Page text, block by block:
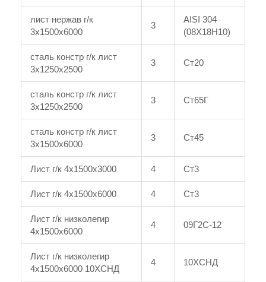
лист нержав г/к
3x1500x6000
3
AISI 304
(08Х18Н10)
сталь констр г/к лист
3x1250x2500
3 Ст20
сталь констр г/к лист
3x1250x2500
3 Ст65Г
сталь констр г/к лист
3x1500x6000
3 Ст45
Лист г/к 4x1500x3000 4 Ст3
Лист г/к 4x1500x6000 4 Ст3
Лист г/к низколегир
4x1500x6000
4 09Г2С-12
Лист г/к низколегир
4x1500x6000 10ХСНД
4 10ХСНД